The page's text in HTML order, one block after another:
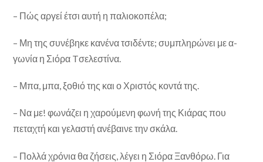
– Πώς αργεί έτσι αυτή η παλιοκοπέλα;
– Μη της συνέβηκε κανένα τσιδέντε; συμπληρώνει με α­
γωνία η Σιόρα Tσελεστίνα.
– Μπα, μπα, ξοθιό της και ο Χριστός κοντά της.
– Να με! φωνάζει η χαρούμενη φωνή της Κιάρας που
πεταχτή και γελαστή ανέβαινε την σκάλα.
– Πολλά χρόνια θα ζήσεις, λέγει η Σιόρα Ξανθόρω. Για